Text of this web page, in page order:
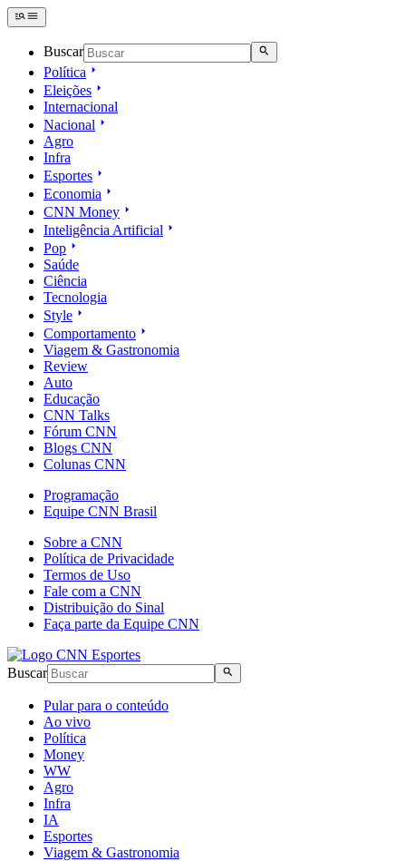
Buscar
Política
Eleições
Internacional
Nacional
Agro
Infra
Esportes
Economia
CNN Money
Inteligência Artificial
Pop
Saúde
Ciência
Tecnologia
Style
Comportamento
Viagem & Gastronomia
Review
Auto
Educação
CNN Talks
Fórum CNN
Blogs CNN
Colunas CNN
Programação
Equipe CNN Brasil
Sobre a CNN
Política de Privacidade
Termos de Uso
Fale com a CNN
Distribuição do Sinal
Faça parte da Equipe CNN
Buscar
Pular para o conteúdo
Ao vivo
Política
Money
WW
Agro
Infra
IA
Esportes
Viagem & Gastronomia